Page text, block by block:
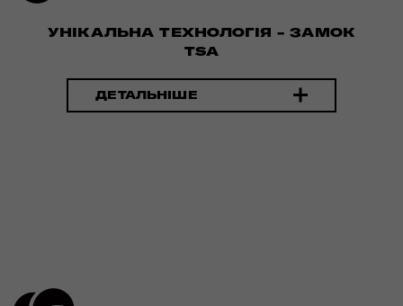
УНІКАЛЬНА ТЕХНОЛОГІЯ - ЗАМОК
TSA
ДЕТАЛЬНІШЕ